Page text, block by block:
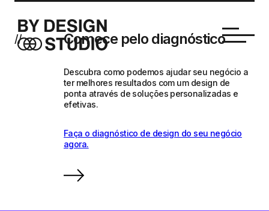
// Comece pelo diagnóstico
Descubra como podemos ajudar seu negócio a
ter melhores resultados com um design de
ponta através de soluções personalizadas e
efetivas.
Faça o diagnóstico de design do seu negócio
agora.